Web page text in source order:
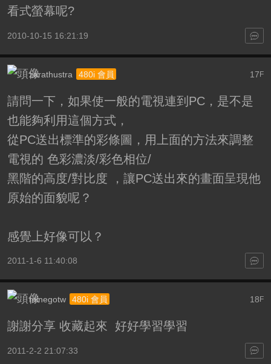
看式螢幕呢?
2010-10-15 16:21:19
17F
zarathustra 480i 會員
請問一下，如果使一般的電視連到PC，是不是
也能夠利用這個方式，
從PC送出標準的彩條圖，用上面的方法來調整
電視的 色彩濃淡/彩色相位/
黑階的高度/對比度 ，讓PC送出來的畫面呈現他
原始的面貌呢？
感覺上好像可以？
2011-1-6 11:40:08
18 F
minegotw 480i 會員
謝謝分享 收藏起來 好好學習學習
2011-2-2 21:07:33